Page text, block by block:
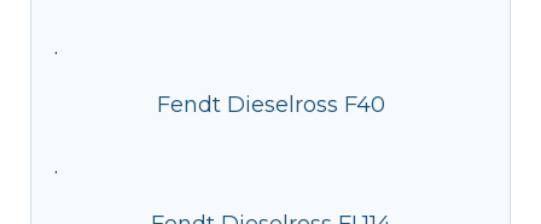
·
Fendt Dieselross F40
·